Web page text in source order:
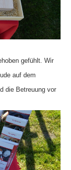
gefühlt. Wir
auf dem
die Betreuung vor